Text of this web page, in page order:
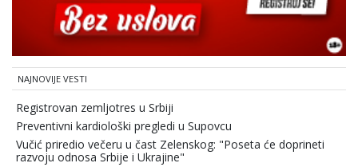
NAJNOVIJE VESTI
Registrovan zemljotres u Srbiji
Preventivni kardiološki pregledi u Supovcu
Vučić priredio večeru u čast Zelenskog: "Poseta će doprineti
razvoju odnosa Srbije i Ukrajine"